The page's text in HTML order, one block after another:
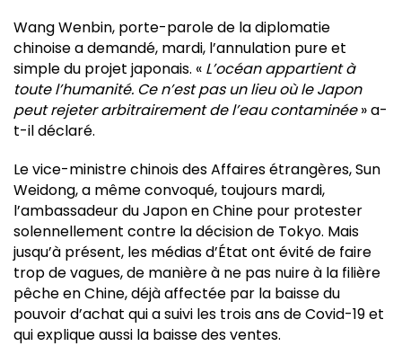
Wang Wenbin, porte-parole de la diplomatie
chinoise a demandé, mardi, l’annulation pure et
simple du projet japonais. « L’océan appartient à
toute l’humanité. Ce n’est pas un lieu où le Japon
peut rejeter arbitrairement de l’eau contaminée» a-
t-il déclaré.
Le vice-ministre chinois des Affaires étrangères, Sun
Weidong, a même convoqué, toujours mardi,
l’ambassadeur du Japon en Chine pour protester
solennellement contre la décision de Tokyo. Mais
jusqu’à présent, les médias d’État ont évité de faire
trop de vagues, de manière à ne pas nuire à la filière
pêche en Chine, déjà affectée par la baisse du
pouvoir d’achat qui a suivi les trois ans de Covid-19 et
qui explique aussi la baisse des ventes.